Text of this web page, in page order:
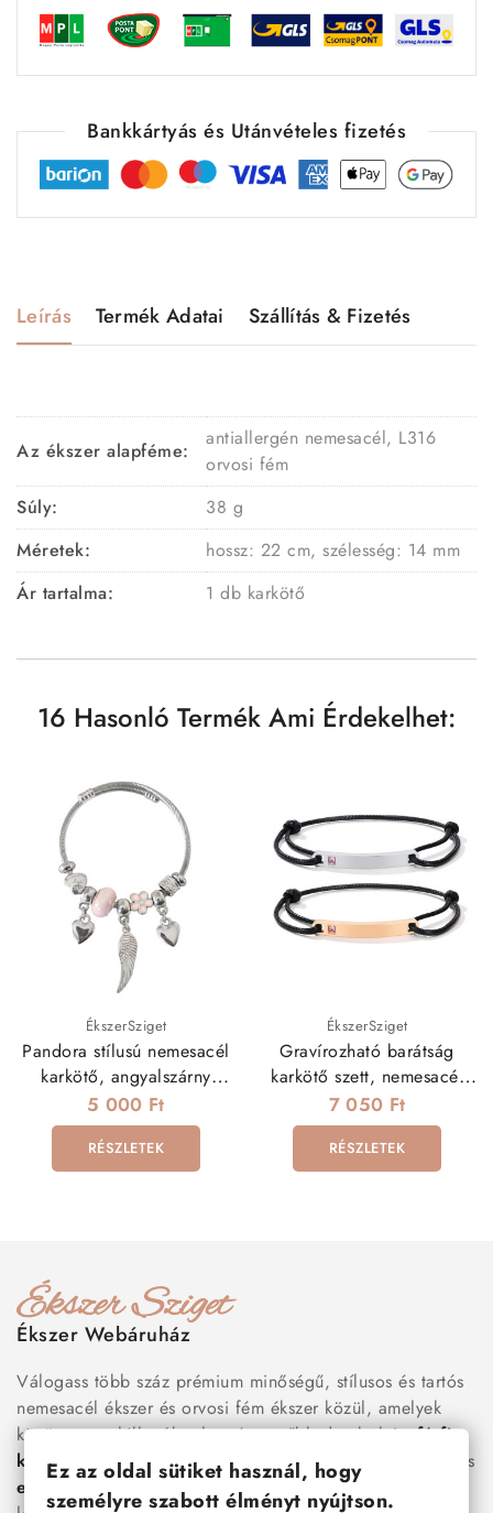
Bankkártyás és Utánvételes fizetés
Leírás Termék Adatai Szállítás & Fizetés
Az ékszer alapféme:
antiallergén nemesacél, L316
orvosi fém
Súly:
38 g
Méretek:
hossz: 22 cm, szélesség: 14 mm
Ár tartalma:
1 db karkötő
16 Hasonló Termék Ami Érdekelhet:
ÉkszerSziget
Pandora stílusú nemesacél
karkötő, angyalszárny
charmmal - pink
5 000 Ft
RÉSZLETEK
ÉkszerSziget
Gravírozható barátság
karkötő szett, nemesacél
elemmel
7 050 Ft
RÉSZLETEK
Ékszer Webáruház
Válogass több száz prémium minőségű, stílusos és tartós
nemesacél ékszer és orvosi fém ékszer közül, amelyek
között megtalálhatók a legnépszerűbb darabok is:férfi
karkötők
, női nyakláncok , karikagyűrűk
és
esküvői kiegészítőkegyaránt. Webáruházunkban a
Ez az oldal sütiket használ, hogy
személyre szabott élményt nyújtson.